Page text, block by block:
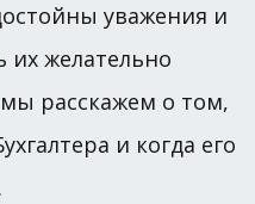
уважения и
их желательно
расскажем о том,
и когда его